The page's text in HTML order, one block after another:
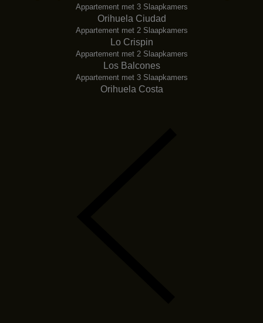
Appartement met 3 Slaapkamers
Orihuela Ciudad
Appartement met 2 Slaapkamers
Lo Crispin
Appartement met 2 Slaapkamers
Los Balcones
Appartement met 3 Slaapkamers
Orihuela Costa